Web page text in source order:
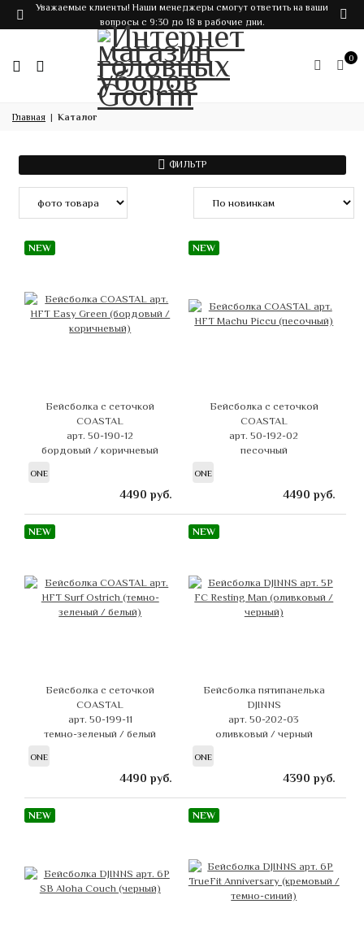
Уважаемые клиенты! Наши менеджеры смогут ответить на ваши
вопросы с 9:30 до 18 в рабочие дни.
0
Главная Каталог
ФИЛЬТР
NEW
Бейсболка с сеточкой
COASTAL
арт. 50-190-12
бордовый / коричневый
ONE
4490 руб.
NEW
Бейсболка с сеточкой
COASTAL
арт. 50-192-02
песочный
ONE
4490 руб.
NEW
Бейсболка с сеточкой
COASTAL
арт. 50-199-11
темно-зеленый / белый
ONE
4490 руб.
NEW
Бейсболка пятипанелька
DJINNS
арт. 50-202-03
оливковый / черный
ONE
4390 руб.
NEW NEW